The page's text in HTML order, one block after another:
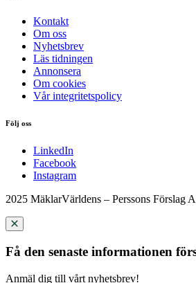
Kontakt
Om oss
Nyhetsbrev
Läs tidningen
Annonsera
Om cookies
Vår integritetspolicy
Följ oss
LinkedIn
Facebook
Instagram
2025 MäklarVärldens – Perssons Förslag
Få den senaste informationen
Anmäl dig till vårt nyhetsbrev!